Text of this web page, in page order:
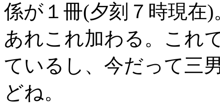
係が１冊(夕刻７時現在
あれこれ加わる。これ
ているし、今だって三
どね。